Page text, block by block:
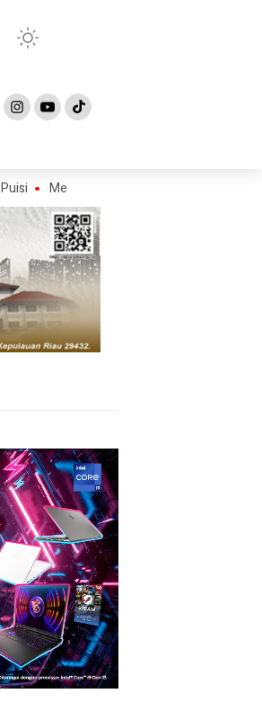
Meranti Percepat Pembangunan Gudang